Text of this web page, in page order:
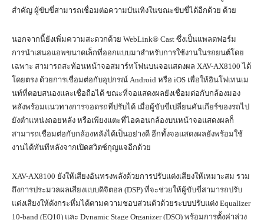
สำคัญ ผู้ขับขี่สามารถเชื่อมต่อความบันเทิงในขณะขับขี่ได้อีกด้วย ด้วย
นอกจากนี้ยังเพิ่มความสะดวกด้วย WebLink® Cast ซึ่งเป็นแพลตฟอร์ม
การนำเสนอแอพขนาดเล็กที่ออกแบบมาสำหรับการใช้งานในรถยนต์โดย
เฉพาะ สามารถสะท้อนหน้าจอสมาร์ทโฟนบนจอแสดงผล XAV-AX8100 ได้
โดยตรง ด้วยการเชื่อมต่อกับอุปกรณ์ Android หรือ iOS เพื่อให้อินโฟเทนเม
นท์ที่ตอบสนองและเชื่อถือได้ ขณะที่จอแสดงผลยังเชื่อมต่อกับกล้องมอง
หลังพร้อมแนวทางการจอดรถที่ปรับได้ เมื่อผู้ขับขี่เปลี่ยนคันเกียร์ของรถไป
ยังตำแหน่งถอยหลัง หรือเพียงแตะที่ไอคอนกล้องบนหน้าจอแสดงผลก็
สามารถเชื่อมต่อกับกล้องหลังได้เป็นอย่างดี อีกทั้งจอแสดงผลยังพร้อมใช้
งานได้ทันทีหลังจากเปิดสวิตซ์กุญแจอีกด้วย
XAV-AX8100 ยังให้เสียงอันทรงพลังด้วยการปรับแต่งเสียงให้เหมาะสม รวม
ถึงการประมวลผลเสียงแบบดิจิตอล (DSP) ที่จะช่วยให้ผู้ขับขี่สามารถปรับ
แต่งเสียงให้ดังกระหึ่มได้ตามความชอบส่วนตัวด้วยระบบปรับแต่ง Equalizer
10-band (EQ10) และ Dynamic Stage Organizer (DSO) พร้อมการตั้งค่าล่วง